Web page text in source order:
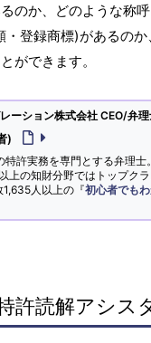
のか、どのような称
登録商標)があるの
ができます。
ーション株式会社 CEO/弁
)
特許実務を専門とする弁理
上の知財分野ではトップクラ
人以上の『初心者でも
許読解アシス